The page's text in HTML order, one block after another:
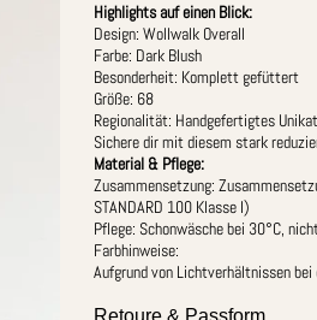
Highlights auf einen Blick:
Design: Wollwalk Overall
Farbe: Dark Blush
Besonderheit: Komplett gefüttert
Größe: 68
Regionalität: Handgefertigtes
Sichere dir mit diesem stark
Material & Pflege:
Zusammensetzung:
STANDARD 100 Klasse I)
Pflege: Schonwäsche bei 30°C,
Farbhinweise:
Aufgrund von Lichtverhältnissen